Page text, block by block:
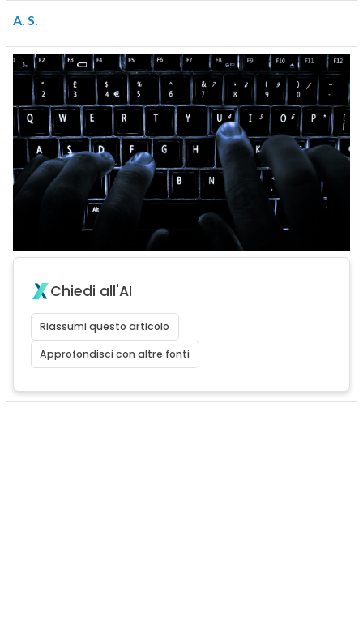
A. S.
Chiedi all'AI
Riassumi questo articolo
Approfondisci con altre fonti